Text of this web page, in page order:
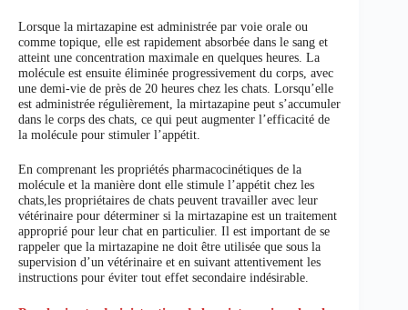
Lorsque la mirtazapine est administrée par voie orale ou
comme topique, elle est rapidement absorbée dans le sang et
atteint une concentration maximale en quelques heures. La
molécule est ensuite éliminée progressivement du corps, avec
une demi-vie de près de 20 heures chez les chats. Lorsqu’elle
est administrée régulièrement, la mirtazapine peut s’accumuler
dans le corps des chats, ce qui peut augmenter l’efficacité de
la molécule pour stimuler l’appétit.
En comprenant les propriétés pharmacocinétiques de la
molécule et la manière dont elle stimule l’appétit chez les
chats,les propriétaires de chats peuvent travailler avec leur
vétérinaire pour déterminer si la mirtazapine est un traitement
approprié pour leur chat en particulier. Il est important de se
rappeler que la mirtazapine ne doit être utilisée que sous la
supervision d’un vétérinaire et en suivant attentivement les
instructions pour éviter tout effet secondaire indésirable.